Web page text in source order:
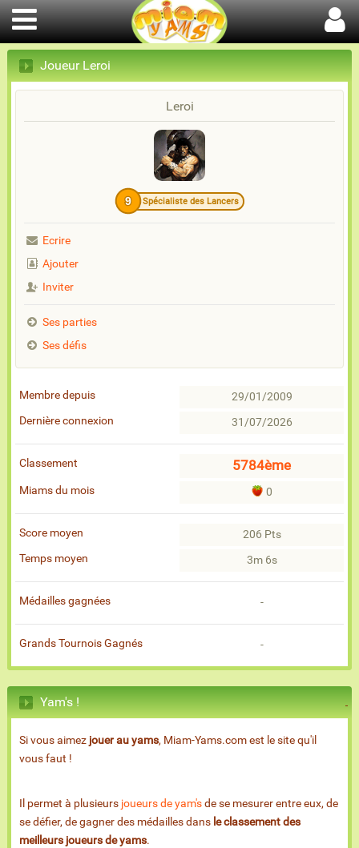
Joueur Leroi
Leroi
9 Spécialiste des Lancers
Ecrire
Ajouter
Inviter
Ses parties
Ses défis
Membre depuis
29/01/2009
Dernière connexion
31/07/2026
Classement 5784ème
Miams du mois 0
Score moyen
206 Pts
Temps moyen
3m 6s
Médailles gagnées -
Grands Tournois Gagnés -
Yam's !
Si vous aimez jouer au yams, Miam-Yams.com est le site qu'il
vous faut !
Il permet à plusieurs joueurs de yam'sde se mesurer entre eux, de
se défier, de gagner des médailles dans le classement des
meilleurs joueurs de yams.